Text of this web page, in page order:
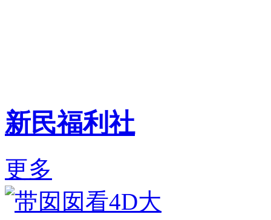
新民福利社
更多